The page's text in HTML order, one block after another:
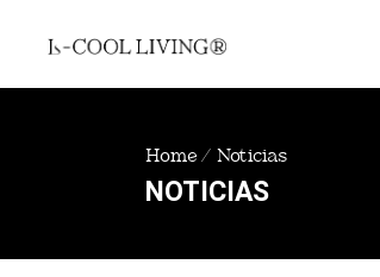
Home/Noticias
NOTICIAS